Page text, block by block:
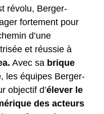
révolu, Berger-
fortement pour
d’une
et réussie à
Avec sa brique
, les équipes Berger-
objectif d’élever le
des acteurs